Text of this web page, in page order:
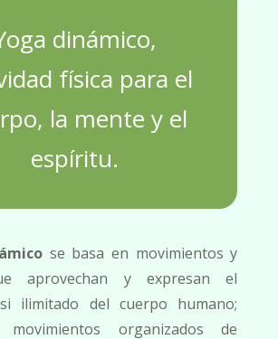
dinámico,
física para el
la mente y el
espíritu.
se basa en movimientos y
aprovechan y expresan el
ilimitado del cuerpo humano;
organizados de